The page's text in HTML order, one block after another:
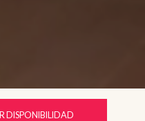
DISPONIBILIDAD